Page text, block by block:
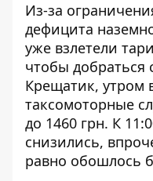
Из-за
дефицита
уже взлетели
чтобы добраться
Крещатик, утром
таксомоторные
до 1460 грн. К
снизились,
равно обошлось